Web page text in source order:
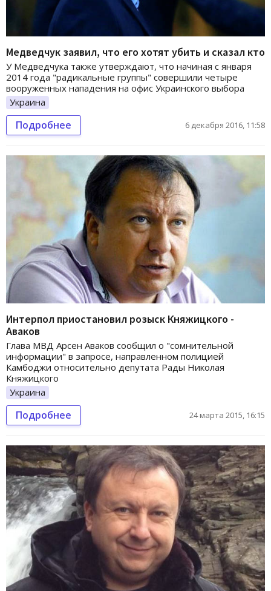
Медведчук заявил, что его хотят убить и сказал кто
У Медведчука также утверждают, что начиная с января
2014 года "радикальные группы" совершили четыре
вооруженных нападения на офис Украинского выбора
Украина
Подробнее 6 декабря 2016, 11:58
Интерпол приостановил розыск Княжицкого -
Аваков
Глава МВД Арсен Аваков сообщил о "сомнительной
информации" в запросе, направленном полицией
Камбоджи относительно депутата Рады Николая
Княжицкого
Украина
Подробнее 24 марта 2015, 16:15